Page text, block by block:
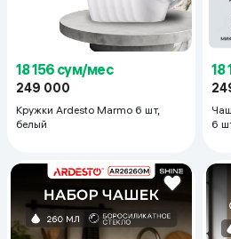
18 156 сум/мес
249 000
Кружки Ardesto Marmo 6 шт,
белый
18
6